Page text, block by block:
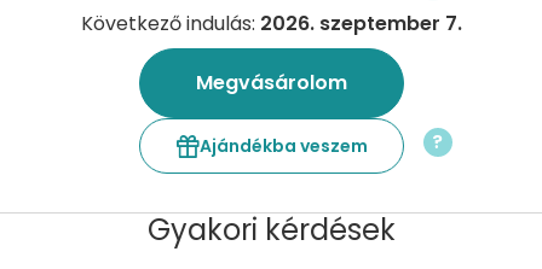
Következő indulás: 2026. szeptember 7.
Megvásárolom
Ajándékba veszem ?
Gyakori kérdések